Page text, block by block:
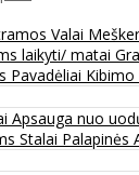
Valai
laikyti/ matai
Pavadėliai
Apsauga nuo
Stalai Palapinės